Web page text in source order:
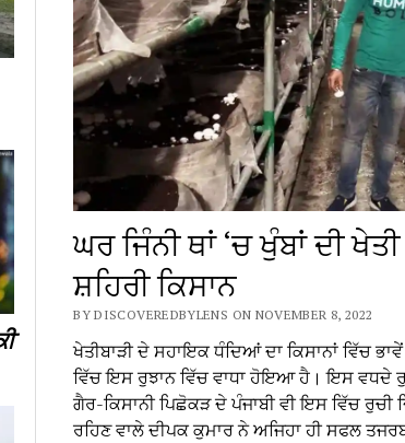
ਘਰ ਜਿੰਨੀ ਥਾਂ ‘ਚ ਖੁੰਬਾਂ ਦੀ
ਸ਼ਹਿਰੀ ਕਿਸਾਨ
BY DISCOVEREDBYLENS ON NOVEMBER 8, 2022
ਖੇਤੀਬਾੜੀ ਦੇ ਸਹਾਇਕ ਧੰਦਿਆਂ ਦਾ ਕਿਸਾਨਾਂ ਵਿੱਚ
ਵਿੱਚ ਇਸ ਰੁਝਾਨ ਵਿੱਚ ਵਾਧਾ ਹੋਇਆ ਹੈ। ਇਸ ਵਧਦੇ
ਗੈਰ-ਕਿਸਾਨੀ ਪਿਛੋਕੜ ਦੇ ਪੰਜਾਬੀ ਵੀ ਇਸ ਵਿੱਚ ਰੁਚੀ
ਰਹਿਣ ਵਾਲੇ ਦੀਪਕ ਕੁਮਾਰ ਨੇ ਅਜਿਹਾ ਹੀ ਸਫਲ